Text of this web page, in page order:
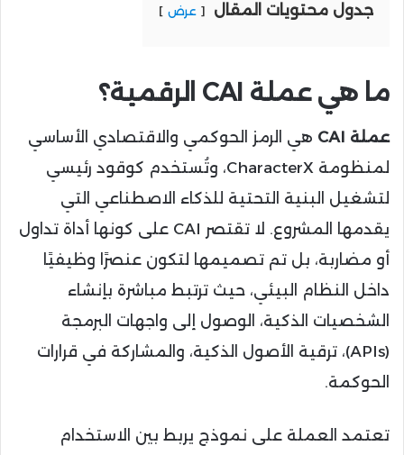
جدول محتويات المقال عرض
ما هي عملة CAI الرقمية؟
عملة CAI
هي الرمز الحوكمي والاقتصادي الأساسي
لمنظومة CharacterX، وتُستخدم كوقود رئيسي
لتشغيل البنية التحتية للذكاء الاصطناعي التي
يقدمها المشروع. لا تقتصر CAI على كونها أداة تداول
أو مضاربة، بل تم تصميمها لتكون عنصرًا وظيفيًا
داخل النظام البيئي، حيث ترتبط مباشرة بإنشاء
الشخصيات الذكية، الوصول إلى واجهات البرمجة
(APIs)، ترقية الأصول الذكية، والمشاركة في قرارات
الحوكمة.
تعتمد العملة على نموذج يربط بين الاستخدام